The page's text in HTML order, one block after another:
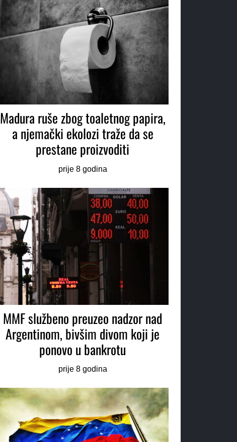
Madura ruše zbog toaletnog papira,
a njemački ekolozi traže da se
prestane proizvoditi
prije 8 godina
MMF službeno preuzeo nadzor nad
Argentinom, bivšim divom koji je
ponovo u bankrotu
prije 8 godina